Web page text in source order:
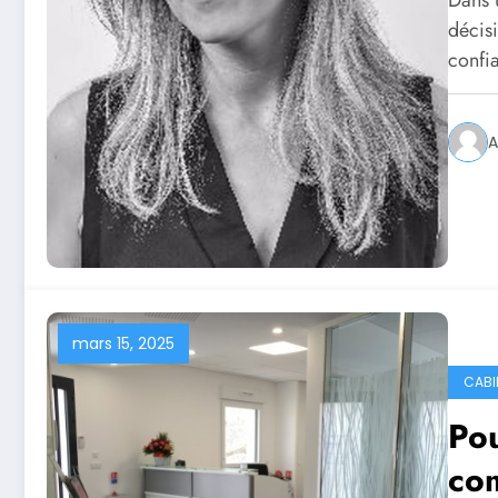
mars 15, 2025